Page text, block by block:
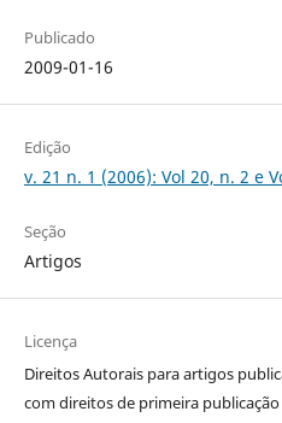
Publicado
2009-01-16
Edição
v. 21 n. 1 (2006): Vol 20, n. 2 e
Seção
Artigos
Licença
Direitos Autorais para artigos
com direitos de primeira